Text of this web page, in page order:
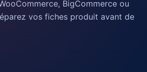
BigCommerce ou
vos fiches produit avant de